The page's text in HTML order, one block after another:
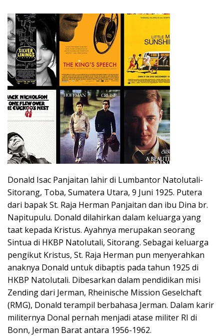
Donald Isac Panjaitan lahir di Lumbantor Natolutali-
Sitorang, Toba, Sumatera Utara, 9 Juni 1925. Putera
dari bapak St. Raja Herman Panjaitan dan ibu Dina br.
Napitupulu. Donald dilahirkan dalam keluarga yang
taat kepada Kristus. Ayahnya merupakan seorang
Sintua di HKBP Natolutali, Sitorang. Sebagai keluarga
pengikut Kristus, St. Raja Herman pun menyerahkan
anaknya Donald untuk dibaptis pada tahun 1925 di
HKBP Natolutali. Dibesarkan dalam pendidikan misi
Zending dari Jerman, Rheinische Mission Geselchaft
(RMG), Donald terampil berbahasa Jerman. Dalam karir
militernya Donal pernah menjadi atase militer RI di
Bonn, Jerman Barat antara 1956-1962.